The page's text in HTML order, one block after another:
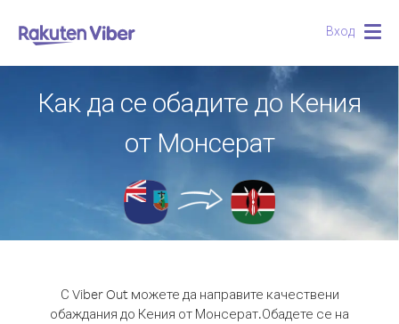
Вход
Как да се обадите до Кения
от Монсерат
С Viber Out можете да направите качествени
обаждания до Кения от Монсерат.Обадете се на